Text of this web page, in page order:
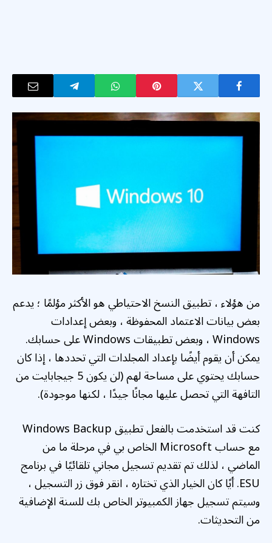
من هؤلاء ، تطبيق النسخ الاحتياطي هو الأكثر مؤلمًا ؛ يدعم
بعض بيانات الاعتماد المحفوظة ، وبعض إعدادات
Windows ، وبعض تطبيقات Windows على حسابك.
يمكن أن يقوم أيضًا بإعداد المجلدات التي تحددها ، إذا كان
حسابك يحتوي على مساحة لهم (لن يكون 5 جيجابايت من
التافهة التي تحصل عليها مجانًا جيدًا ، لكنها موجودة).
كنت قد استخدمت بالفعل تطبيق Windows Backup
مع حساب Microsoft الخاص بي في مرحلة ما من
الماضي ، لذلك تم تقديم تسجيل مجاني تلقائيًا في برنامج
ESU. أيًا كان الخيار الذي تختاره ، انقر فوق زر التسجيل ،
وسيتم تسجيل جهاز الكمبيوتر الخاص بك للسنة الإضافية
من التحديثات.